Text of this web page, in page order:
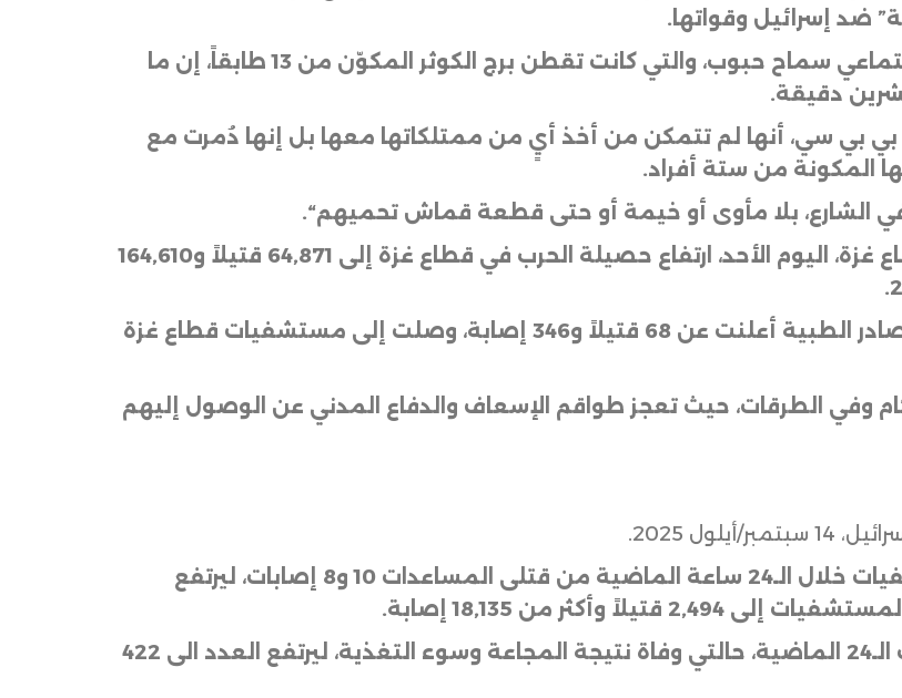
ضد إسرائيل وقواتها .
وتقول الشيف الشهيرة على مواقع التواصل الاجتماعي سماح حبوب، والتي كانت تقطن برج الكوثر المكوّن من 13 طابقاً، إن ما
دقيقة.
بي سي، أنها لم تتمكن من أخذ أيٍ من ممتلكاتها معها بل إنها دُمرت مع
المكونة من ستة أفراد.
في الشارع، بلا مأوى أو خيمة أو حتى قطعة قماش تحميهم“.
وفي سياق منفصل، أعلنت مصادر طبية في قطاع غزة، اليوم الأحد، ارتفاع حصيلة الحرب في قطاع غزة إلى 64,871 قتيلاً و164,610
.
وأوضحت وكالة الانباء الفلسطينية (وفا)، أن المصادر الطبية أعلنت عن 68 قتيلاً و346 إصابة، وصلت إلى مستشفيات قطاع غزة
وفي الطرقات، حيث تعجز طواقم الإسعاف والدفاع المدني عن الوصول إليهم
2025.
وبينت الوكالة أنه بلغ عدد ما وصل إلى المستشفيات خلال الـ24 ساعة الماضية من قتلى المساعدات 10 و8 إصابات، ليرتفع
وأكثر من 18,135 إصابة
.
كما سجلت مستشفيات قطاع غزة، خلال الساعات الـ24 الماضية، حالتي وفاة نتيجة المجاعة وسوء التغذية، ليرتفع العدد الى 422